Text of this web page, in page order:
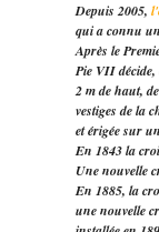
Depuis 2005,
quiaconnu
Après le
Pie VII
2 m dehaut,
vestigesde la
et érigéesur
En 1843 la
Une nouvelle
En 1885, la
unenouvelle